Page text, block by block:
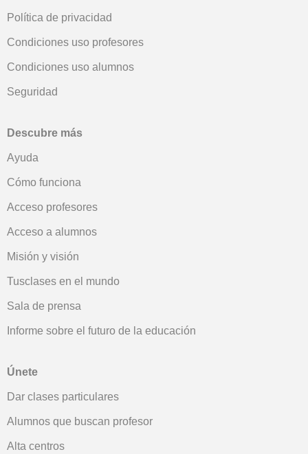
Política de privacidad
Condiciones uso profesores
Condiciones uso alumnos
Seguridad
Descubre más
Ayuda
Cómo funciona
Acceso profesores
Acceso a alumnos
Misión y visión
Tusclases en el mundo
Sala de prensa
Informe sobre el futuro de la educación
Únete
Dar clases particulares
Alumnos que buscan profesor
Alta centros